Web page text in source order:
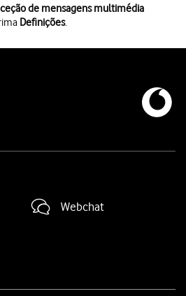
de mensagens multimédia
Definições.
Webchat